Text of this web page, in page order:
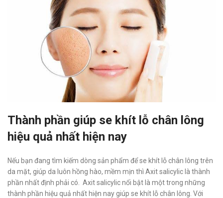
Thành phần giúp se khít lỗ chân lông
hiệu quả nhất hiện nay
Nếu bạn đang tìm kiếm dòng sản phẩm để se khít lỗ chân lông trên
da mặt, giúp da luôn hồng hào, mềm mịn thì Axit salicylic là thành
phần nhất định phải có. Axit salicylic nổi bật là một trong những
thành phần hiệu quả nhất hiện nay giúp se khít lỗ chân lông. Với